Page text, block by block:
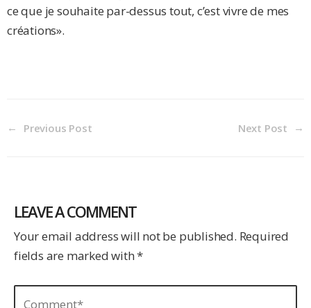
ce que je souhaite par-dessus tout, c’est vivre de mes
créations».
Previous Post Next Post
LEAVE A COMMENT
Your email address will not be published. Required
fields are marked with *